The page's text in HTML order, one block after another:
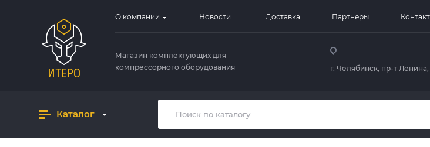
О компании Новости Доставка Партнеры
Магазин комплектующих для
компрессорного оборудования
г. Челябинск, пр-т Ленина,
Каталог